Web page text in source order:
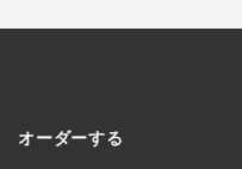
オーダーする